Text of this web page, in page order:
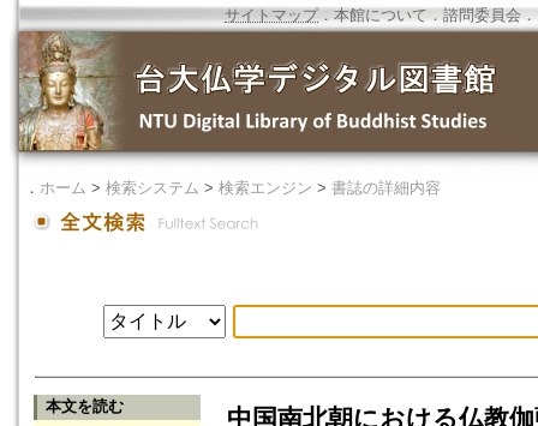
サイトマップ．本館について ． 諮問委員会 ．
． ホーム > 検索システム > 検索エンジン > 書誌の詳細内容
本文を読む
中国南北朝における仏教